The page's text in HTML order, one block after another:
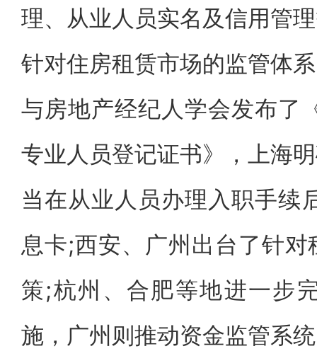
理、从业人员实名及信用管
针对住房租赁市场的监管体
与房地产经纪人学会发布了
专业人员登记证书》，上海
当在从业人员办理入职手续
息卡;西安、广州出台了针
策;杭州、合肥等地进一步
施，广州则推动资金监管系